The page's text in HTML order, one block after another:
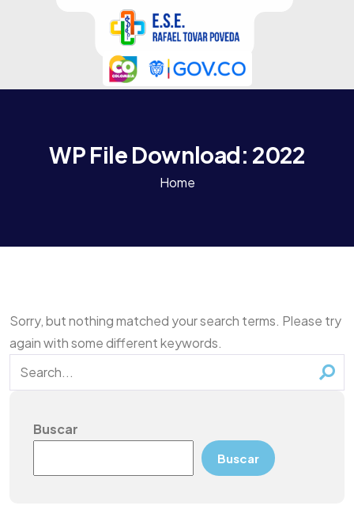
WP File Download: 2022
Home
Sorry, but nothing matched your search terms. Please try
again with some different keywords.
Buscar
Buscar